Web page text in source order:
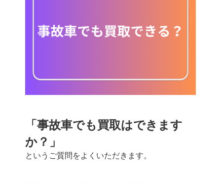
「事故車でも買取はできます
か？」
というご質問をよくいただきます。